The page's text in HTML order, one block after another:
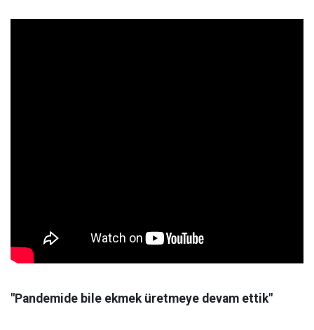
"Pandemide bile ekmek üretmeye devam ettik"